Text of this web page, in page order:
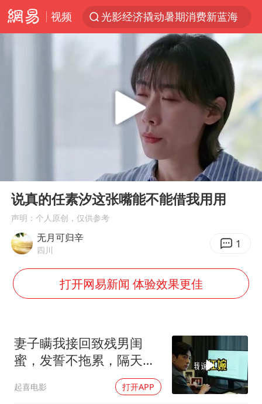
视频
光影经济撬动暑期消费新蓝海
浙江上海等地有大雨或暴雨
黄金牛市回来了吗
央视新主播李秋莹孙亚鹏亮相
情侣平潭拍日出坠崖1死1伤
倪萍赵雅芝同框亮相红毯
台当局重金为“台独”织“皇帝新衣”
白海豚将正面袭击贯穿浙江
《欢迎来龙餐馆》口碑
微信又有新功能，你可以“撤回”你的撤回了！
酒店回应车内过夜被收150元
“不怕六爷挂得多 就怕六爷挂一颗”
全民健身事业高质量发展
乐享全民健身 共筑健康中国
Play
00:41
说真的任素汐这张嘴能不能借我用用
声明：个人原创，仅供参考
无月可归辛
四川 1
打开网易新闻 体验效果更佳
妻子瞒我接回致残男闺
蜜，发誓不拖累，隔天我
起喜电影 打开APP